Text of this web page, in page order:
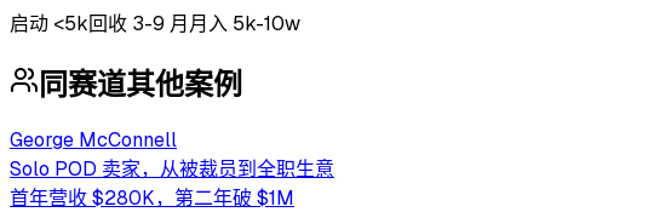
启动 <5k回收 3-9 月 月入 5k-10w
同赛道其他案例
George McConnell
Solo POD 卖家，从被裁员到全职生意
首年营收 $280K，第二年破 $1M